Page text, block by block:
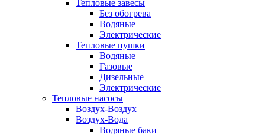
Тепловые завесы
Без обогрева
Водяные
Электрические
Тепловые пушки
Водяные
Газовые
Дизельные
Электрические
Тепловые насосы
Воздух-Воздух
Воздух-Вода
Водяные баки